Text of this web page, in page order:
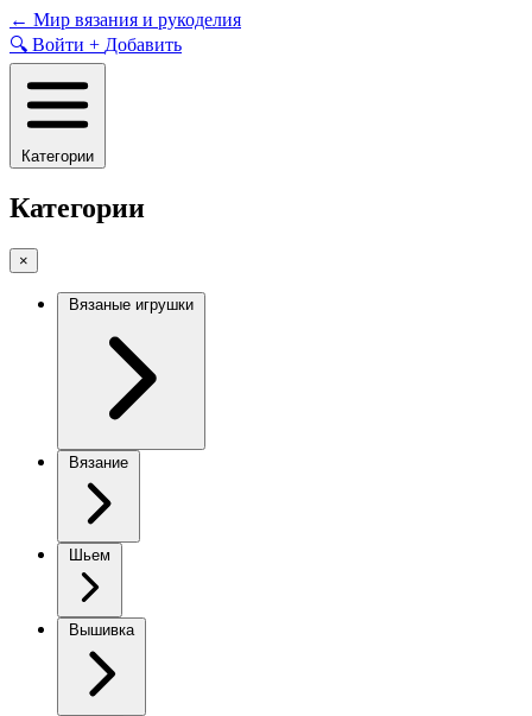
Skip
to
content
← Мир вязания и рукоделия
🔍 Войти + Добавить
Категории
Категории
×
Вязаные игрушки
Вязание
Шьем
Вышивка